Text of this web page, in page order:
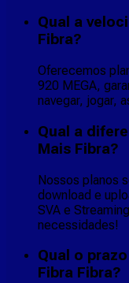
Qual a
Fibra?
Oferecemos
920 MEGA,
navegar, jogar,
Qual a
Mais Fibra?
Nossos planos
download e
SVA e
necessidades!
Qual o
Fibra Fibra?